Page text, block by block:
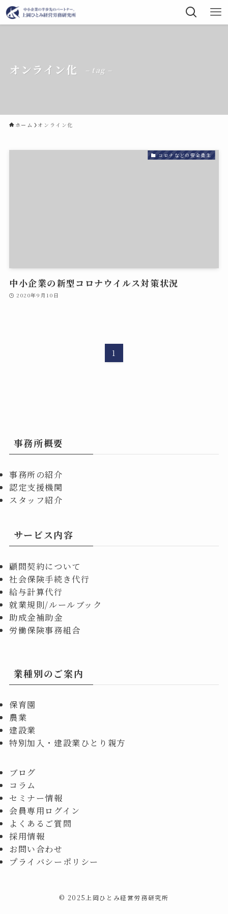
オンライン化 – tag –
ホーム オンライン化
コロナなどの安全衛生
中小企業の新型コロナウイルス対策状況
2020年9月10日
1
事務所概要
事務所の紹介
認定支援機関
スタッフ紹介
サービス内容
顧問契約について
社会保険手続き代行
給与計算代行
就業規則/ルールブック
助成金補助金
労働保険事務組合
業種別のご案内
保育園
農業
建設業
特別加入・建設業ひとり親方
ブログ
コラム
セミナー情報
会員専用ログイン
よくあるご質問
採用情報
お問い合わせ
プライバシーポリシー
© 2025上岡ひとみ経営労務研究所